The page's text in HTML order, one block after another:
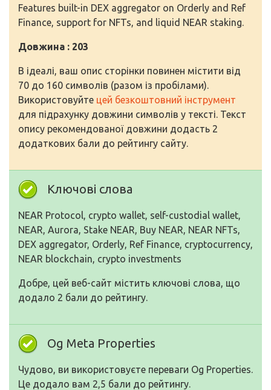
Features built-in DEX aggregator on Orderly and Ref
Finance, support for NFTs, and liquid NEAR staking.
Довжина : 203
В ідеалі, ваш опис сторінки повинен містити від
70 до 160 символів (разом із пробілами).
Використовуйте цей безкоштовний інструмент
для підрахунку довжини символів у тексті. Текст
опису рекомендованої довжини додасть 2
додаткових бали до рейтингу сайту.
Ключові слова
NEAR Protocol, crypto wallet, self-custodial wallet,
NEAR, Aurora, Stake NEAR, Buy NEAR, NEAR NFTs,
DEX aggregator, Orderly, Ref Finance, cryptocurrency,
NEAR blockchain, crypto investments
Добре, цей веб-сайт містить ключові слова, що
додало 2 бали до рейтингу.
Og Meta Properties
Чудово, ви використовуєте переваги Og Properties.
Це додало вам 2,5 бали до рейтингу.